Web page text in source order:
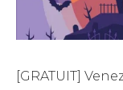
[GRATUIT]